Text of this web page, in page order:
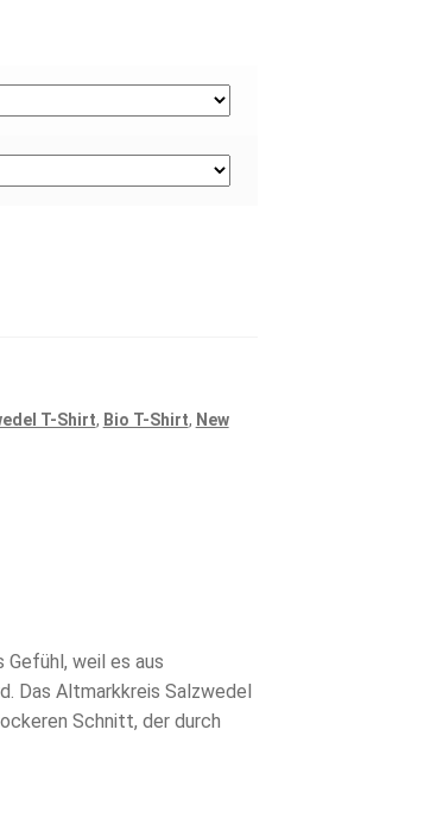
T-Shirt, Bio T-Shirt, New
weil es aus
Das Altmarkkreis Salzwedel
Schnitt, der durch